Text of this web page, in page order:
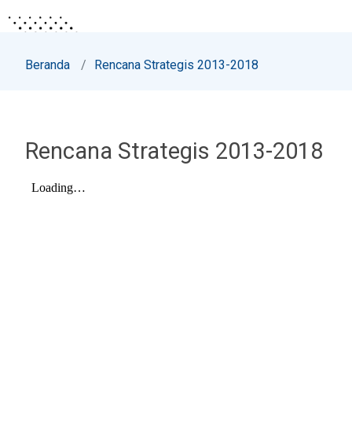
Beranda Rencana Strategis 2013-2018
Rencana Strategis 2013-2018